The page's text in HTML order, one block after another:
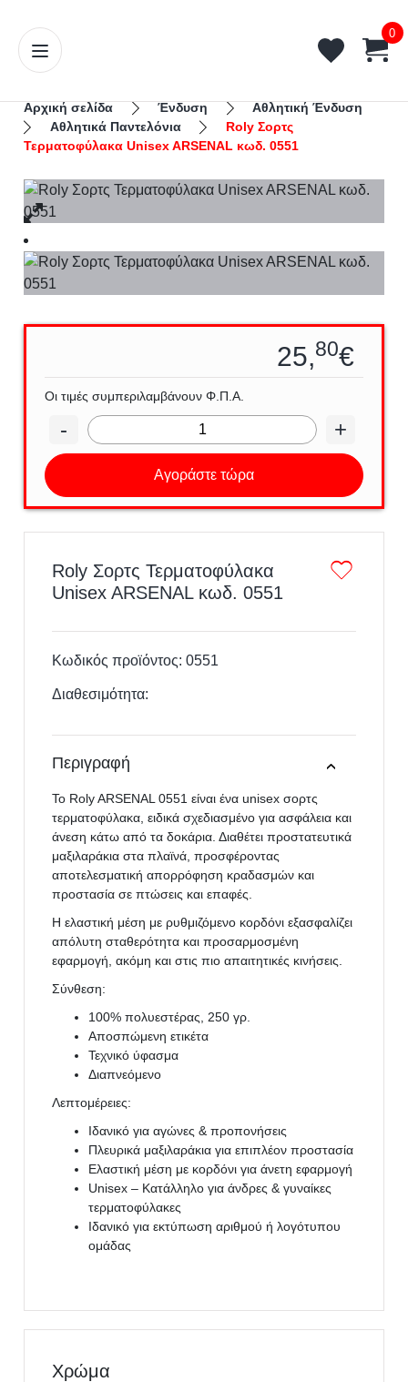
0
Αρχική σελίδα Ένδυση
Αθλητική Ένδυση
Αθλητικά Παντελόνια
Roly Σορτς
Τερματοφύλακα Unisex ARSENAL κωδ. 0551
Roly Σορτς Τερματοφύλακα
Unisex ARSENAL κωδ. 0551
Κωδικός προϊόντος:0551
Διαθεσιμότητα:
Περιγραφή
Το Roly ARSENAL 0551 είναι ένα unisex σορτς
τερματοφύλακα, ειδικά σχεδιασμένο για ασφάλεια και
άνεση κάτω από τα δοκάρια. Διαθέτει προστατευτικά
μαξιλαράκια στα πλαϊνά, προσφέροντας
αποτελεσματική απορρόφηση κραδασμών και
προστασία σε πτώσεις και επαφές.
Η ελαστική μέση με ρυθμιζόμενο κορδόνι εξασφαλίζει
απόλυτη σταθερότητα και προσαρμοσμένη
εφαρμογή, ακόμη και στις πιο απαιτητικές κινήσεις.
Σύνθεση:
100% πολυεστέρας, 250 γρ.
Αποσπώμενη ετικέτα
Τεχνικό ύφασμα
Διαπνεόμενο
Λεπτομέρειες:
Ιδανικό για αγώνες & προπονήσεις
Πλευρικά μαξιλαράκια για επιπλέον προστασία
Ελαστική μέση με κορδόνι για άνετη εφαρμογή
Unisex – Κατάλληλο για άνδρες & γυναίκες
τερματοφύλακες
Ιδανικό για εκτύπωση αριθμού ή λογότυπου
ομάδας
Χρώμα
25,80€
Οι τιμές συμπεριλαμβάνουν Φ.Π.Α.
- +
Αγοράστε τώρα